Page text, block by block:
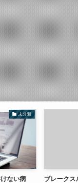
未分類
病
ブレークスルー